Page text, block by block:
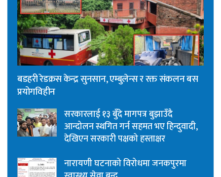
बडहरी रेडक्रस केन्द्र सुनसान, एम्बुलेन्स र रक्त संकलन बस
प्रयोगविहीन
सरकारलाई १३ बुँदे मागपत्र बुझाउँदै
आन्दोलन स्थगित गर्न सहमत भए हिन्दुवादी,
देखिएन सरकारी पक्षको हस्ताक्षर
नारायणी घटनाको विरोधमा जनकपुरमा